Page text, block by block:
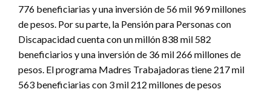
776 beneficiarias y una inversión de 56 mil 969 millones
de pesos. Por su parte, la Pensión para Personas con
Discapacidad cuenta con un millón 838 mil 582
beneficiarios y una inversión de 36 mil 266 millones de
pesos. El programa Madres Trabajadoras tiene 217 mil
563 beneficiarias con 3 mil 212 millones de pesos